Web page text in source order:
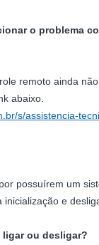
o problema
remoto ainda
abaixo.
s/assistencia-
possuírem um
e
ligar ou desligar?